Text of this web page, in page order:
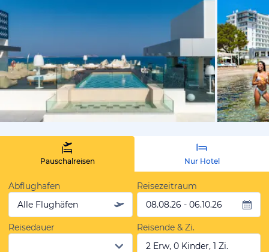
vom
Pauschalreisen Nur Hotel
Abflughafen
Alle Flughäfen
Reisezeitraum
08.08.26 - 06.10.26
Reisedauer
Reisende & Zi.
2 Erw, 0 Kinder, 1 Zi.